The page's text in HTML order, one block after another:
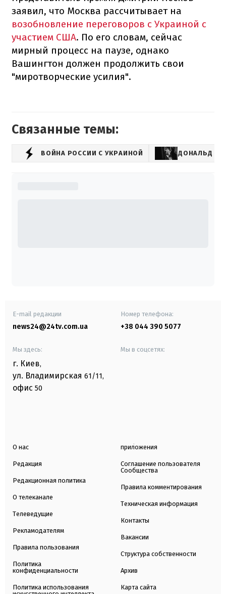
заявил, что Москва рассчитывает на
возобновление переговоров с Украиной с
участием США. По его словам, сейчас
мирный процесс на паузе, однако
Вашингтон должен продолжить свои
"миротворческие усилия".
Связанные темы:
ВОЙНА РОССИИ С УКРАИНОЙ ДОНАЛЬД
E-mail редакции
news24@24tv.com.ua
Номер телефона:
+38 044 390 5077
Мы здесь:
г. Киев,
ул. Владимирская 61/11,
офис 50
Мы в соцсетях:
О нас
Редакция
Редакционная политика
О телеканале
Телеведущие
Рекламодателям
Правила пользования
Политика
конфиденциальности
Политика использования
приложения
Соглашение пользователя
Сообщества
Правила комментирования
Техническая информация
Контакты
Вакансии
Структура собственности
Архив
Карта сайта